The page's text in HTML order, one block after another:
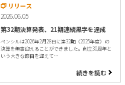
リリース
2026.06.05
第32期決算発表、21期連続黒字を達成
ペンシルは2026年2月28日に第32期（2025年度）の
決算を無事迎えることができました。創立30周年と
いう大きな節目を迎えて…
続きを読む